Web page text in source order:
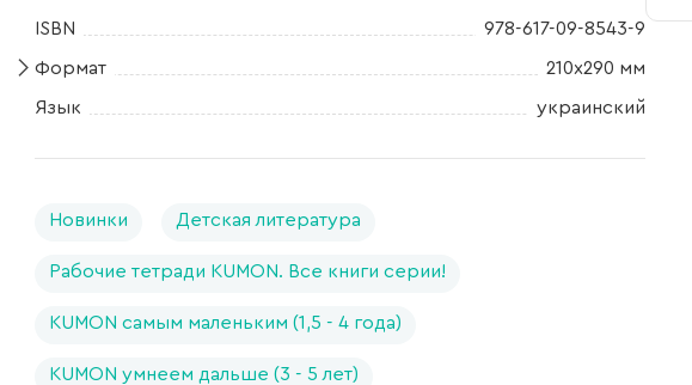
ISBN 978-617-09-8543-9
Формат 210х290 мм
Язык украинский
Новинки Детская литература
Рабочие тетради KUMON. Все книги серии!
KUMON самым маленьким (1,5 - 4 года)
KUMON умнеем дальше (3 - 5 лет)